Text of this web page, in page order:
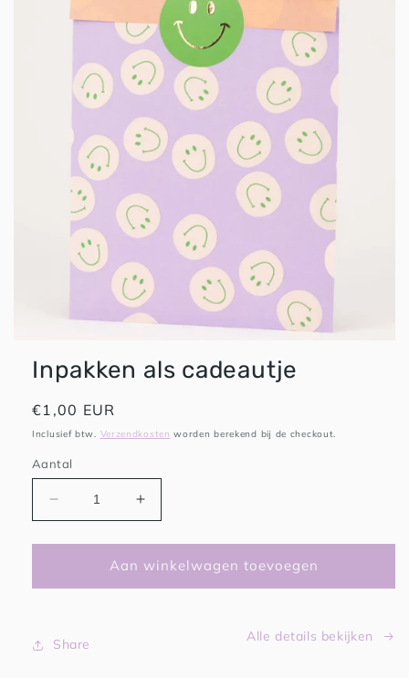
Inpakken als cadeautje
Normale
prijs
€1,00 EUR
Inclusief btw. Verzendkosten worden berekend bij de checkout.
Aantal
Aantal
verlagen
voor
Inpakken
Aantal
verhogen
voor
Inpakken
Aan winkelwagen toevoegen
Share
Alle details bekijken